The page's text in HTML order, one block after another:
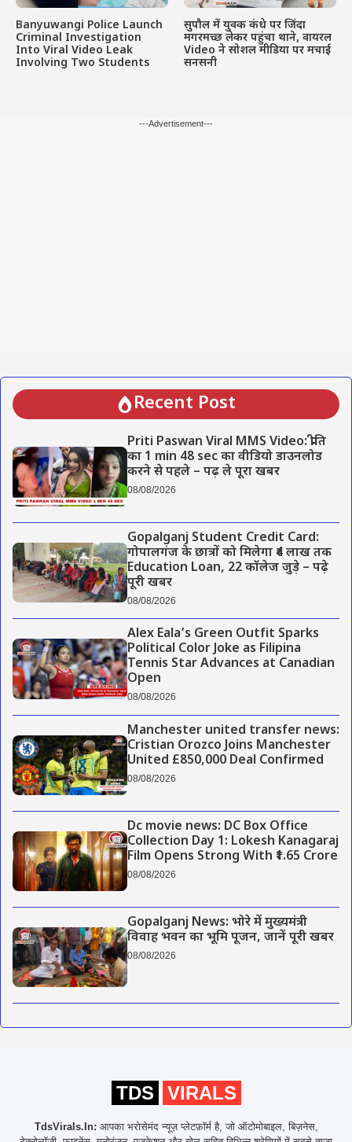
Banyuwangi Police Launch
Criminal Investigation
Into Viral Video Leak
Involving Two Students
सुपौल में युवक कंधे पर जिंदा
मगरमच्छ लेकर पहुंचा थाने, वायरल
Video ने सोशल मीडिया पर मचाई
सनसनी
---Advertisement---
Recent Post
Priti Paswan Viral MMS Video: प्रीति
का 1 min 48 sec का वीडियो डाउनलोड
करने से पहले – पढ़ ले पूरा खबर
08/08/2026
Gopalganj Student Credit Card:
गोपालगंज के छात्रों को मिलेगा ₹4 लाख तक
Education Loan, 22 कॉलेज जुड़े – पढ़े
पूरी खबर
08/08/2026
Alex Eala’s Green Outfit Sparks
Political Color Joke as Filipina
Tennis Star Advances at Canadian
Open
08/08/2026
Manchester united transfer news:
Cristian Orozco Joins Manchester
United £850,000 Deal Confirmed
08/08/2026
Dc movie news: DC Box Office
Collection Day 1: Lokesh Kanagaraj
Film Opens Strong With ₹1.65 Crore
08/08/2026
Gopalganj News: भोरे में मुख्यमंत्री
विवाह भवन का भूमि पूजन, जानें पूरी खबर
08/08/2026
TDS VIRALS
TdsVirals.In: आपका भरोसेमंद न्यूज़ प्लेटफ़ॉर्म है, जो ऑटोमोबाइल, बिज़नेस,